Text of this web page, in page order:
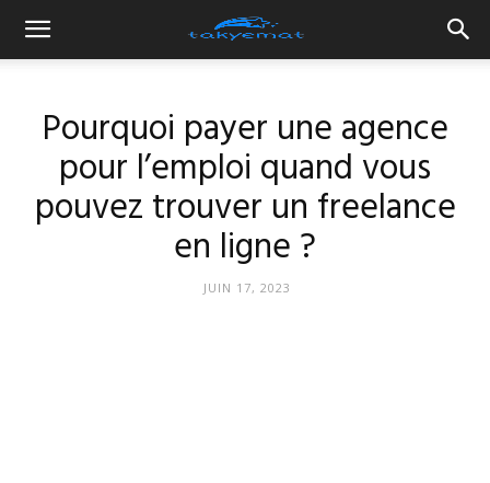
Pourquoi payer une agence
pour l’emploi quand vous
pouvez trouver un freelance
en ligne ?
JUIN 17, 2023